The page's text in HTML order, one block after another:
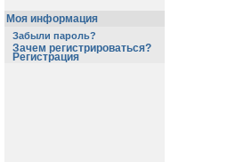
Моя информация
Забыли пароль?
Зачем регистрироваться?
Регистрация